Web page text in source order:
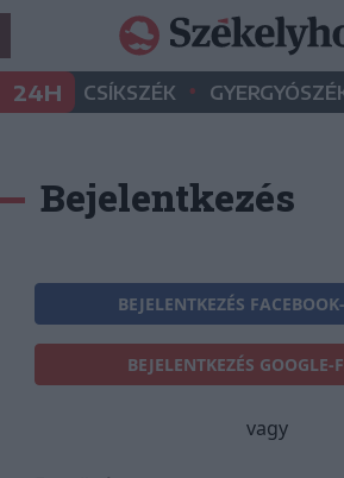
24H CSÍKSZÉK •
Bejelentkezés
BEJELENTKEZÉS
BEJELENTKEZÉS GOOGLE-
vagy